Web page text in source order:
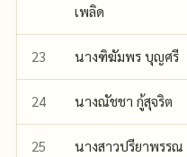
เพลิด
23 นางฑิฆัมพร บุญศรี
24 นางณัชชา กู้สุจริต
25
นางสาวปรียาพรรณ